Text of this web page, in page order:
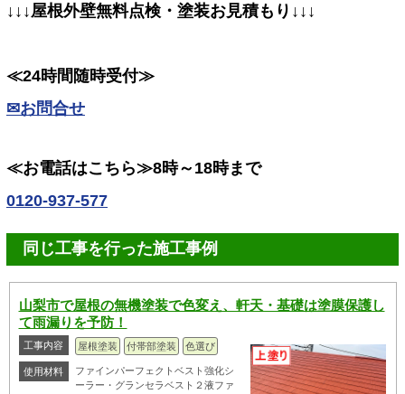
↓↓↓屋根外壁無料点検・塗装お見積もり↓↓↓
≪24時間随時受付≫
✉お問合せ
≪お電話はこちら≫8時～18時まで
0120-937-577
同じ工事を行った施工事例
山梨市で屋根の無機塗装で色変え、軒天・基礎は塗膜保護し
て雨漏りを予防！
工事内容 屋根塗装 付帯部塗装 色選び
使用材料
ファインパーフェクトベスト強化シ
ーラー・グランセラベスト２液ファ